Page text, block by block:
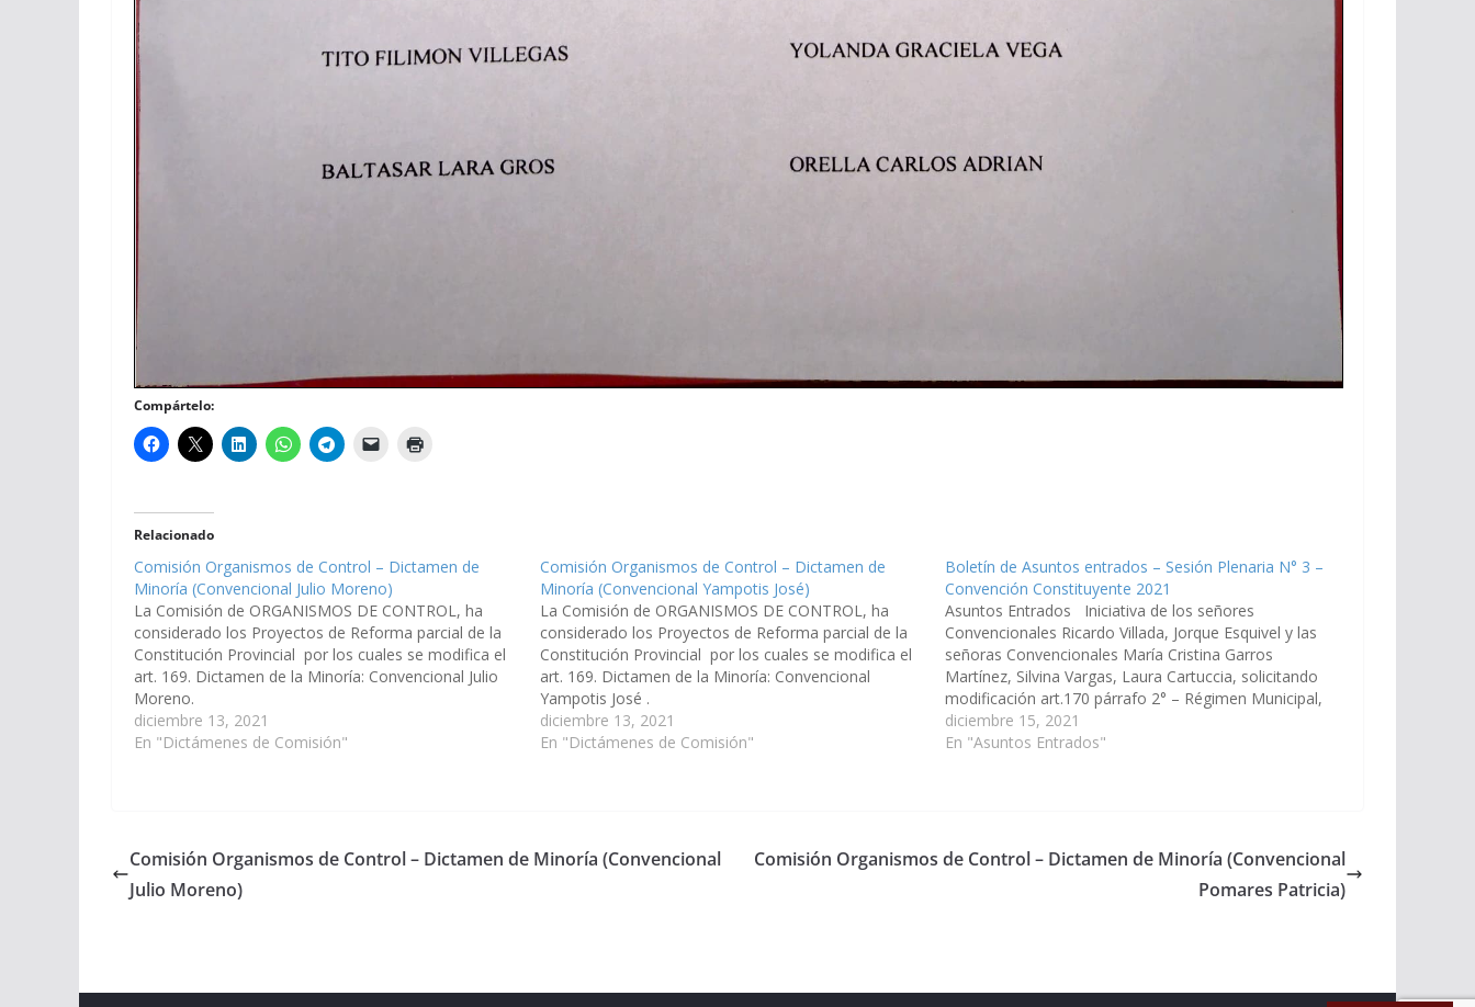
Compártelo:
Relacionado
Comisión Organismos de Control – Dictamen de
Minoría (Convencional Julio Moreno)
La Comisión de ORGANISMOS DE CONTROL, ha
considerado los Proyectos de Reforma parcial de la
Constitución Provincial por los cuales se modifica el
art. 169. Dictamen de la Minoría: Convencional Julio
Moreno.
diciembre 13, 2021
En "Dictámenes de Comisión"
Comisión Organismos de Control – Dictamen de
Minoría (Convencional Yampotis José)
La Comisión de ORGANISMOS DE CONTROL, ha
considerado los Proyectos de Reforma parcial de la
Constitución Provincial por los cuales se modifica el
art. 169. Dictamen de la Minoría: Convencional
Yampotis José .
diciembre 13, 2021
En "Dictámenes de Comisión"
Boletín de Asuntos entrados – Sesión Plenaria N° 3 –
Convención Constituyente 2021
Asuntos Entrados Iniciativa de los señores
Convencionales Ricardo Villada, Jorque Esquivel y las
señoras Convencionales María Cristina Garros
Martínez, Silvina Vargas, Laura Cartuccia, solicitando
modificación art.170 párrafo 2° – Régimen Municipal,
de la Constitución Provincial. (Expte. N° 99CC/21). En
virtud de lo establecido por el art. 23 inc. 5) A…
diciembre 15, 2021
En "Asuntos Entrados"
Comisión Organismos de Control – Dictamen de Minoría (Convencional
Julio Moreno)
Comisión Organismos de Control – Dictamen de Minoría (Convencional
Pomares Patricia)